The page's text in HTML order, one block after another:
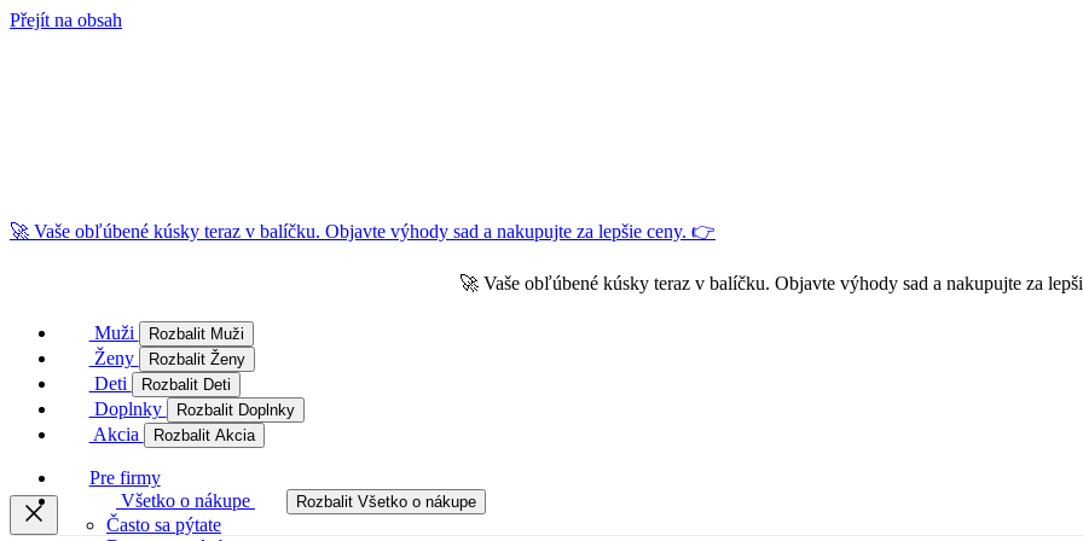
Přejít na obsah
🚀 Vaše obľúbené kúsky teraz v balíčku. Objavte výhody sad a nakupujte za lepšie ceny. 👉
🚀 Vaše obľúbené kúsky teraz v balíčku. Objavte výhody sad a nakupujte za
Muži Rozbalit Muži
Ženy Rozbalit Ženy
Deti Rozbalit Deti
Doplnky Rozbalit Doplnky
Akcia Rozbalit Akcia
Pre firmy
Všetko o nákupe
Rozbalit Všetko o nákupe
Často sa pýtate